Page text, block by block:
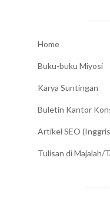
Home
Buku-buku Miyosi
Karya Suntingan
Buletin Kantor
Artikel SEO
Tulisan di Majalah/